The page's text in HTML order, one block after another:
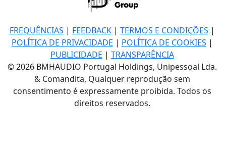
FREQUÊNCIAS | FEEDBACK| TERMOS E CONDIÇÕES |
POLÍTICA DE PRIVACIDADE | POLÍTICA DE COOKIES |
PUBLICIDADE | TRANSPARÊNCIA
© 2026 BMHAUDIO Portugal Holdings, Unipessoal Lda.
& Comandita, Qualquer reprodução sem
consentimento é expressamente proibida. Todos os
direitos reservados.